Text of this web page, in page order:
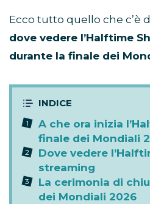
Ecco tutto quello che c’è
dove vedere l’Halftime
durante la finale dei
A che ora inizia
finale dei Mondiali
Dove vedere
streaming
La cerimonia di
dei Mondiali 2026